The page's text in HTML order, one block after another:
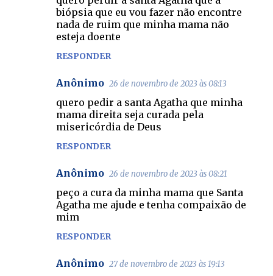
biópsia que eu vou fazer não encontre
nada de ruim que minha mama não
esteja doente
RESPONDER
Anônimo 26 de novembro de 2023 às 08:13
quero pedir a santa Agatha que minha
mama direita seja curada pela
misericórdia de Deus
RESPONDER
Anônimo 26 de novembro de 2023 às 08:21
peço a cura da minha mama que Santa
Agatha me ajude e tenha compaixão de
mim
RESPONDER
Anônimo 27 de novembro de 2023 às 19:13